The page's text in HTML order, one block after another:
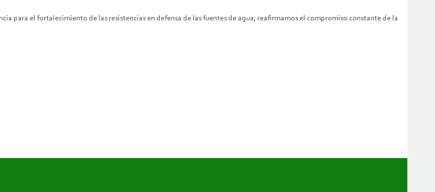
para el fortalecimiento de las resistencias en defensa de las fuentes de agua; reafirmamos el compromiso constante de la